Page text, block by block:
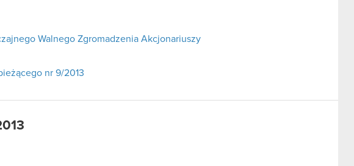
Walnego Zgromadzenia Akcjonariuszy
nr 9/2013